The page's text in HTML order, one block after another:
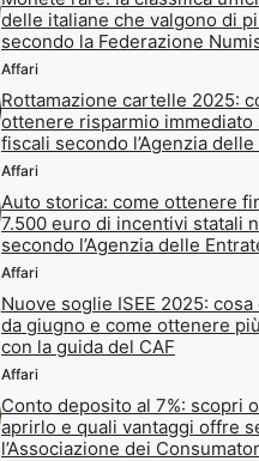
delle italiane che valgono di
secondo la Federazione
Affari
Rottamazione cartelle 2025:
ottenere risparmio immediato
fiscali secondo l’Agenzia delle
Affari
Auto storica: come ottenere
7.500 euro di incentivi statali
secondo l’Agenzia delle
Affari
Nuove soglie ISEE 2025: cosa
da giugno e come ottenere
con la guida del CAF
Affari
Conto deposito al 7%: scopri
aprirlo e quali vantaggi offre
l’Associazione dei